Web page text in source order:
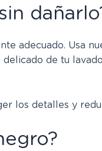
adecuado. Usa
de tu
los detalles y